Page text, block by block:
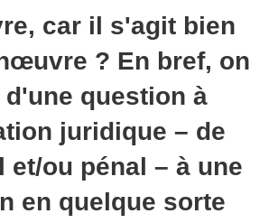
car il s'agit bien
? En bref, on
d'une question à
juridique – de
ou pénal – à une
en quelque sorte